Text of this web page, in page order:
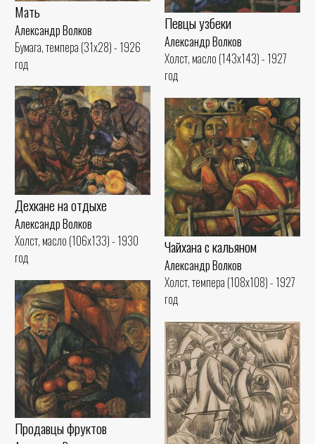
Мать
Александр Волков
Бумага, темпера (31x28) - 1926
год
Певцы узбеки
Александр Волков
Холст, масло (143x143) - 1927
год
Дехкане на отдыхе
Александр Волков
Холст, масло (106x133) - 1930
год
Чайхана с кальяном
Александр Волков
Холст, темпера (108x108) - 1927
год
Продавцы фруктов